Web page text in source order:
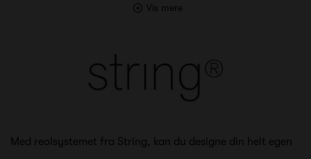
Vis mere
Med reolsystemet fra String, kan du designe din helt egen